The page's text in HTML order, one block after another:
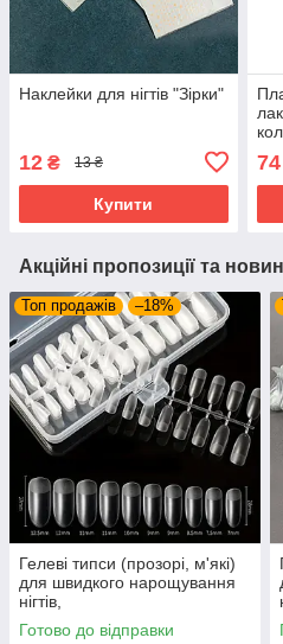
Наклейки для нігтів "Зірки"
12 ₴ 13 ₴
Купити
74
Акційні пропозиції та
Топ продажів –18%
Гелеві типси (прозорі, м'які)
для швидкого нарощування
нігтів,
Готово до відправки